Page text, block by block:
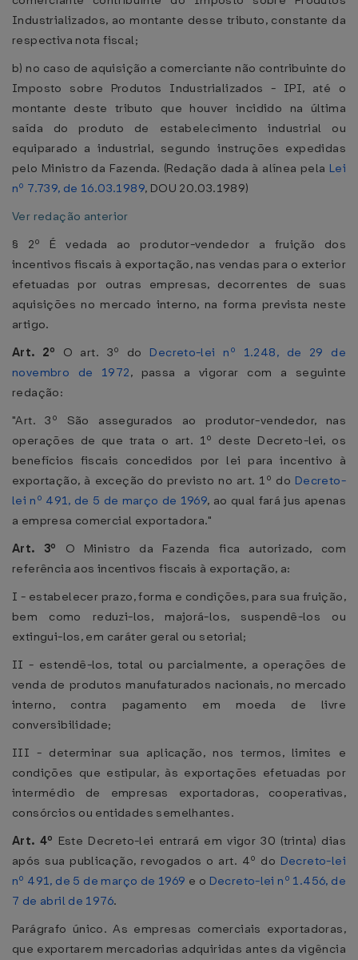
Industrializados, ao montante desse tributo, constante da
respectiva nota fiscal;
b) no caso de aquisição a comerciante não contribuinte do
Imposto sobre Produtos Industrializados - IPI, até o
montante deste tributo que houver incidido na última
saída do produto de estabelecimento industrial ou
equiparado a industrial, segundo instruções expedidas
pelo Ministro da Fazenda. (Redação dada à alínea pela Lei
nº 7.739, de 16.03.1989, DOU 20.03.1989)
Ver redação anterior
§ 2º É vedada ao produtor-vendedor a fruição dos
incentivos fiscais à exportação, nas vendas para o exterior
efetuadas por outras empresas, decorrentes de suas
aquisições no mercado interno, na forma prevista neste
artigo.
Art. 2º O art. 3º do Decreto-lei nº 1.248, de 29 de
novembro de 1972, passa a vigorar com a seguinte
redação:
"Art. 3º São assegurados ao produtor-vendedor, nas
operações de que trata o art. 1º deste Decreto-lei, os
benefícios fiscais concedidos por lei para incentivo à
exportação, à exceção do previsto no art. 1º do Decreto-
lei nº 491, de 5 de março de 1969, ao qual fará jus apenas
a empresa comercial exportadora."
Art. 3º O Ministro da Fazenda fica autorizado, com
referência aos incentivos fiscais à exportação, a:
I - estabelecer prazo, forma e condições, para sua fruição,
bem como reduzi-los, majorá-los, suspendê-los ou
extingui-los, em caráter geral ou setorial;
II - estendê-los, total ou parcialmente, a operações de
venda de produtos manufaturados nacionais, no mercado
interno, contra pagamento em moeda de livre
conversibilidade;
III - determinar sua aplicação, nos termos, limites e
condições que estipular, às exportações efetuadas por
intermédio de empresas exportadoras, cooperativas,
consórcios ou entidades semelhantes.
Art. 4º Este Decreto-lei entrará em vigor 30 (trinta) dias
após sua publicação, revogados o art. 4º do Decreto-lei
nº 491, de 5 de março de 1969 e o Decreto-lei nº 1.456, de
7 de abril de 1976.
Parágrafo único. As empresas comerciais exportadoras,
que exportarem mercadorias adquiridas antes da vigência